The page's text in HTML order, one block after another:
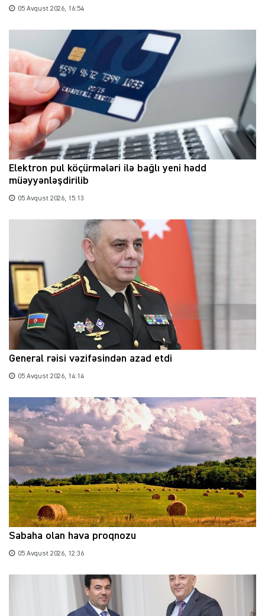
05 Avqust 2026, 16:54
Elektron pul köçürmələri ilə bağlı yeni hədd
müəyyənləşdirilib
05 Avqust 2026, 15:13
General rəisi vəzifəsindən azad etdi
05 Avqust 2026, 14:14
Sabaha olan hava proqnozu
05 Avqust 2026, 12:36